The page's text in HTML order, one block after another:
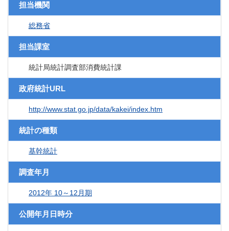
担当機関
総務省
担当課室
統計局統計調査部消費統計課
政府統計URL
http://www.stat.go.jp/data/kakei/index.htm
統計の種類
基幹統計
調査年月
2012年 10～12月期
公開年月日時分